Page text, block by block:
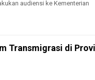
audiensi ke Kementerian
Transmigrasi di